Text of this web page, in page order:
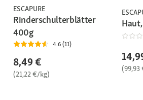
ESCAPURE
Rinderschulterblätter
400g
4.6 (11)
8,49 €
(21,22 €/kg)
(99,93